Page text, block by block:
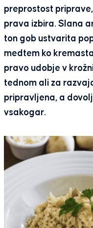
preprostost
prava izbira. Slana
ton gob ustvarita
medtem ko
pravo udobje v
tednom ali za
pripravljena, a
vsakogar.